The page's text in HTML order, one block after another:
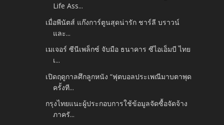
Life Ass...
เมื่อพีนัตส์ แก๊งการ์ตูนสุดน่ารัก ชาร์ลี บราวน์
และ...
เมเจอร์ ซีนีเพล็กซ์ จับมือ ธนาคาร ซีไอเอ็มบี ไทย
เ...
เปิดฤดูกาลศึกลูกหนัง “ฟุตบอลประเพณีมาบตาพุด
ครั้งที...
กรุงไทยแนะผู้ประกอบการใช้ข้อมูลจัดซื้อจัดจ้าง
ภาครั...